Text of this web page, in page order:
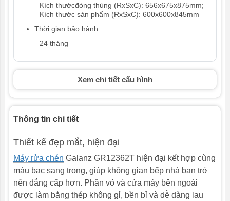
Kích thướcđóng thùng (RxSxC): 656x675x875mm;
Kích thước sản phẩm (RxSxC): 600x600x845mm
Thời gian bảo hành:
24 tháng
Xem chi tiết cấu hình
Thông tin chi tiết
Thiết kế đẹp mắt, hiện đại
Máy rửa chén Galanz GR12362T hiện đại kết hợp cùng
màu bạc sang trọng, giúp không gian bếp nhà bạn trở
nên đẳng cấp hơn. Phần vỏ và cửa máy bên ngoài
được làm bằng thép không gỉ, bền bỉ và dễ dàng lau